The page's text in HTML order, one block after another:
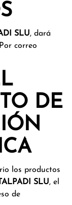
SLU, dará
correo
DE
los productos
SLU, el
de